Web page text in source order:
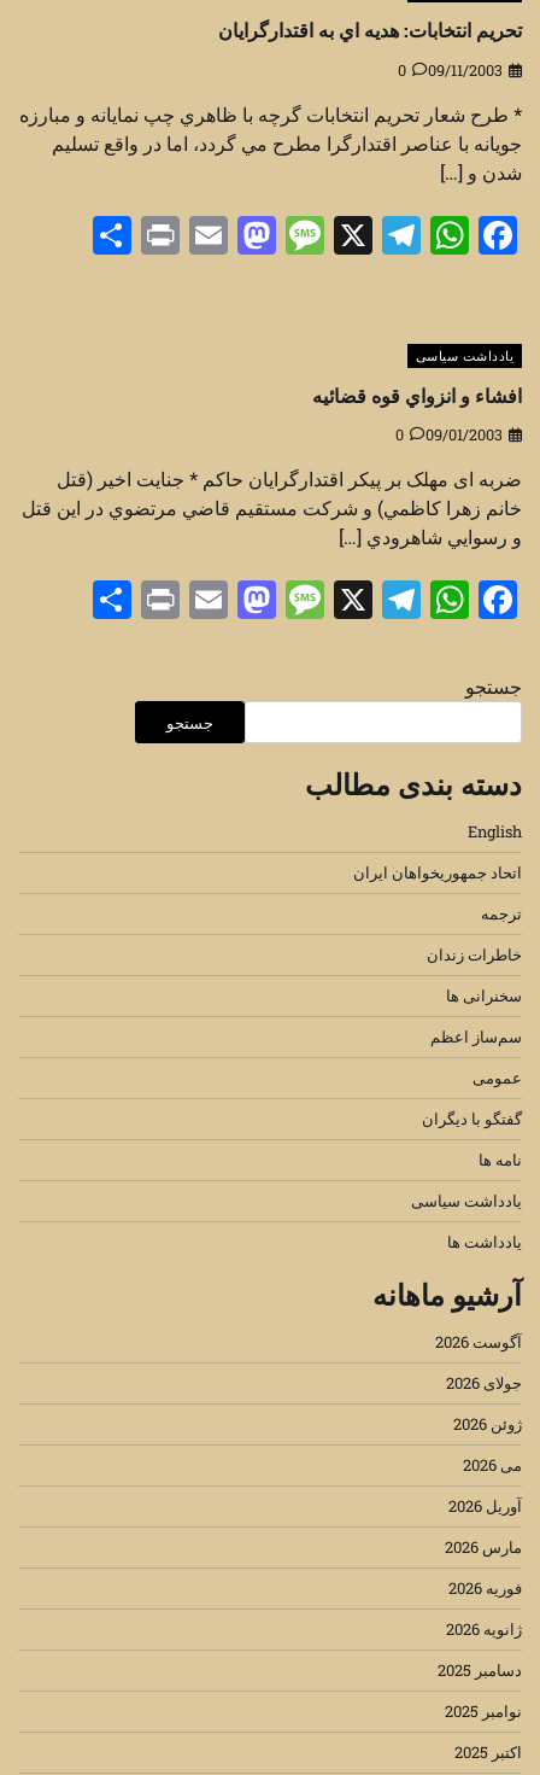
تحريم انتخابات: هديه اي به اقتدارگرايان
09/11/2003
0
* طرح شعار تحريم انتخابات گرچه با ظاهري چپ نمايانه و مبارزه
جويانه با عناصر اقتدارگرا مطرح مي گردد، اما در واقع تسليم
شدن و […]
Facebook
WhatsApp
Telegram
X
Message
Mastodon
Email
Print
یادداشت سیاسی
افشاء و انزواي قوه قضائيه
09/01/2003
0
ضربه ای مهلک بر پیکر اقتدارگرايان حاکم * جنايت اخير (قتل
خانم زهرا كاظمي) و شرکت مستقيم قاضي مرتضوي در اين قتل
و رسوايي شاهرودي […]
Facebook
WhatsApp
Telegram
X
Message
Mastodon
Email
Print
جستجو
جستجو
دسته بندی مطالب
English
اتحاد جمهوریخواهان ایران
ترجمه
خاطرات زندان
سخنرانی ها
سم‌ساز اعظم
عمومی
گفتگو با دیگران
نامه ها
یادداشت سیاسی
یادداشت ها
آرشیو ماهانه
آگوست 2026
جولای 2026
ژوئن 2026
می 2026
آوریل 2026
مارس 2026
فوریه 2026
ژانویه 2026
دسامبر 2025
نوامبر 2025
اکتبر 2025